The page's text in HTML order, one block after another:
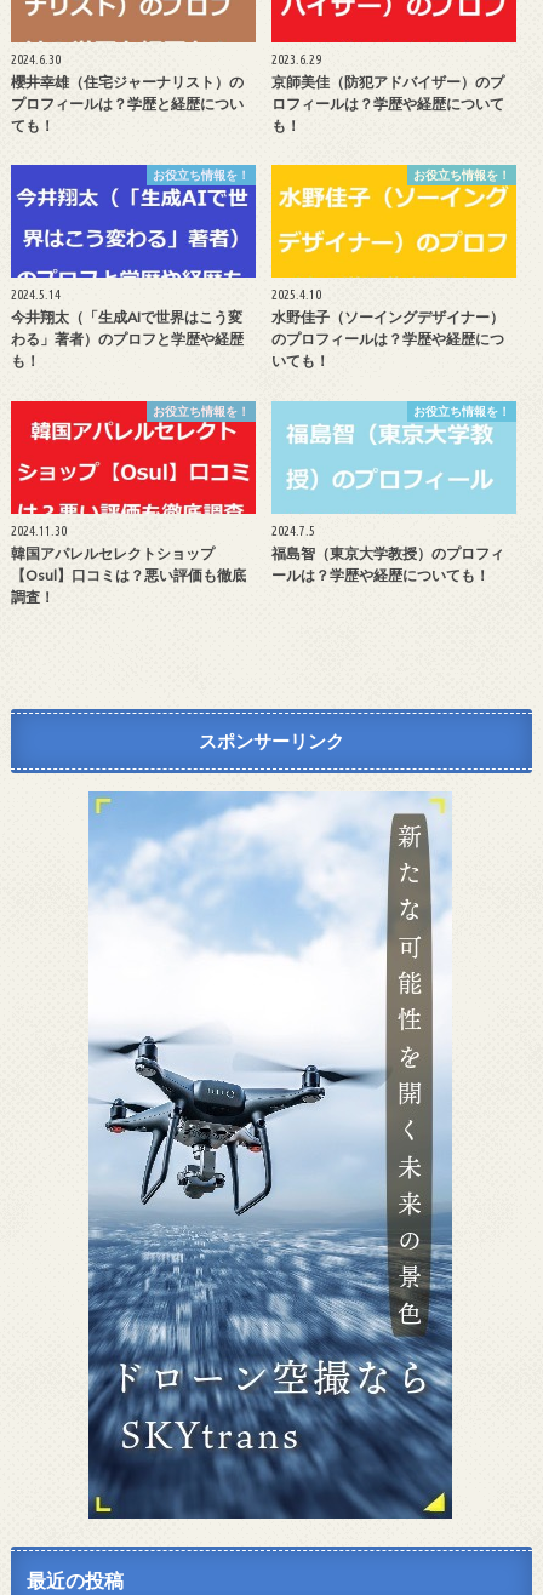
2024.6.30
櫻井幸雄（住宅ジャーナリスト）の
プロフィールは？学歴と経歴につい
ても！
2023.6.29
京師美佳（防犯アドバイザー）のプ
ロフィールは？学歴や経歴について
も！
お役立ち情報を！
2024.5.14
今井翔太（「生成AIで世界はこう変
わる」著者）のプロフと学歴や経歴
も！
お役立ち情報を！
2025.4.10
水野佳子（ソーイングデザイナー）
のプロフィールは？学歴や経歴につ
いても！
お役立ち情報を！
2024.11.30
韓国アパレルセレクトショップ
【Osul】口コミは？悪い評価も徹底
調査！
お役立ち情報を！
2024.7.5
福島智（東京大学教授）のプロフィ
ールは？学歴や経歴についても！
スポンサーリンク
最近の投稿